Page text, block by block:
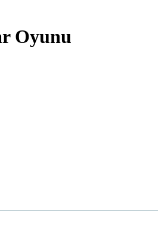
Oyunu